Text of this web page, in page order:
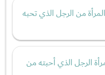
من الرجل الذي تحبه
الرجل الذي أحبته من